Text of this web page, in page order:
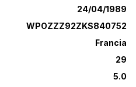
24/04/1989
WPOZZZ92ZKS840752
Francia
29
5.0